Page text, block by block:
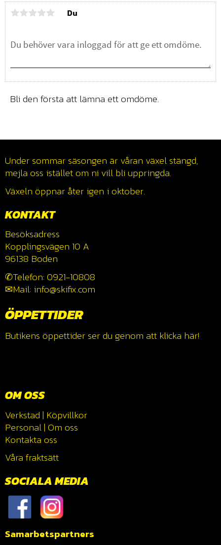
Du
Bli den första att lämna ett omdöme.
Under sommar säsongen är våran växel stängd,
mejla oss istället om ni vill bli uppringda.
Växeln öppnar åter igen i oktober.
KONTAKT
Besöksadress
Kopplingsvägen 10 A
96138 Boden
✆Telefon: 0921-10808
✉Mail: info@skifix.com
ÖPPETTIDER
Butikens öppettider ser du genom att klicka här!
OM OSS
Verkstad | Köpvillkor
Personal| Om oss
Kontakta oss
Våra fraktsätt
SOCIALA MEDIA
Samarbetspartners